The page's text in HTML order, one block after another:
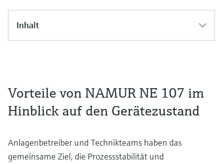
Inhalt
Vorteile von NAMUR NE 107 im
Hinblick auf den Gerätezustand
Anlagenbetreiber und Technikteams haben das
gemeinsame Ziel, die Prozessstabilität und